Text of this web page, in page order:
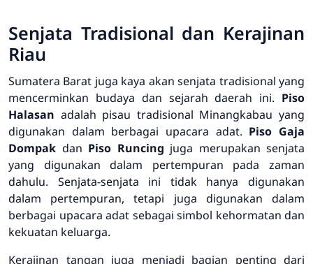
Senjata Tradisional dan Kerajinan
Riau
Sumatera Barat juga kaya akan senjata tradisional yang
mencerminkan budaya dan sejarah daerah ini. Piso
Halasan adalah pisau tradisional Minangkabau yang
digunakan dalam berbagai upacara adat. Piso Gaja
Dompak dan Piso Runcing juga merupakan senjata
yang digunakan dalam pertempuran pada zaman
dahulu. Senjata-senjata ini tidak hanya digunakan
dalam pertempuran, tetapi juga digunakan dalam
berbagai upacara adat sebagai simbol kehormatan dan
kekuatan keluarga.
Kerajinan tangan juga menjadi bagian penting dari